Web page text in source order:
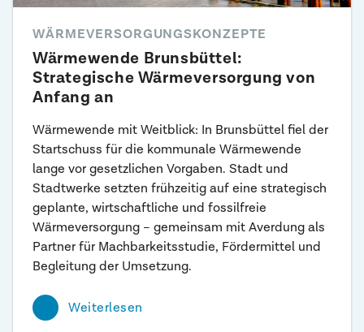
WÄRMEVERSORGUNGSKONZEPTE
Wärmewende Brunsbüttel:
Strategische Wärmeversorgung von
Anfang an
Wärmewende mit Weitblick: In Brunsbüttel fiel der
Startschuss für die kommunale Wärmewende
lange vor gesetzlichen Vorgaben. Stadt und
Stadtwerke setzten frühzeitig auf eine strategisch
geplante, wirtschaftliche und fossilfreie
Wärmeversorgung – gemeinsam mit Averdung als
Partner für Machbarkeitsstudie, Fördermittel und
Begleitung der Umsetzung.
Weiterlesen